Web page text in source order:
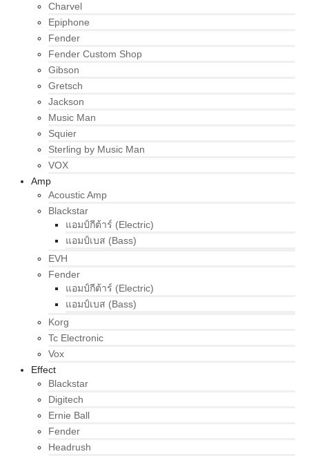
Charvel
Epiphone
Fender
Fender Custom Shop
Gibson
Gretsch
Jackson
Music Man
Squier
Sterling by Music Man
VOX
Amp
Acoustic Amp
Blackstar
แอมป์กีต้าร์ (Electric)
แอมป์เบส (Bass)
EVH
Fender
แอมป์กีต้าร์ (Electric)
แอมป์เบส (Bass)
Korg
Tc Electronic
Vox
Effect
Blackstar
Digitech
Ernie Ball
Fender
Headrush